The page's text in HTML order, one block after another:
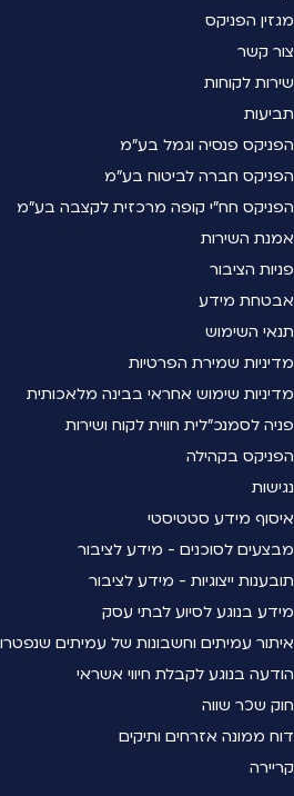
מגזין הפניקס
צור קשר
שירות לקוחות
תביעות
הפניקס פנסיה וגמל בע"מ
הפניקס חברה לביטוח בע"מ
הפניקס חח"י קופה מרכזית לקצבה בע"מ
אמנת השירות
פניות הציבור
אבטחת מידע
תנאי השימוש
מדיניות שמירת הפרטיות
מדיניות שימוש אחראי בבינה מלאכותית
פניה לסמנכ"לית חווית לקוח ושירות
הפניקס בקהילה
נגישות
איסוף מידע סטטיסטי
מבצעים לסוכנים - מידע לציבור
תובענות ייצוגיות - מידע לציבור
מידע בנוגע לסיוע לבתי עסק
איתור עמיתים וחשבונות של עמיתים שנפטרו
הודעה בנוגע לקבלת חיווי אשראי
חוק שכר שווה
דוח ממונה אזרחים ותיקים
קריירה